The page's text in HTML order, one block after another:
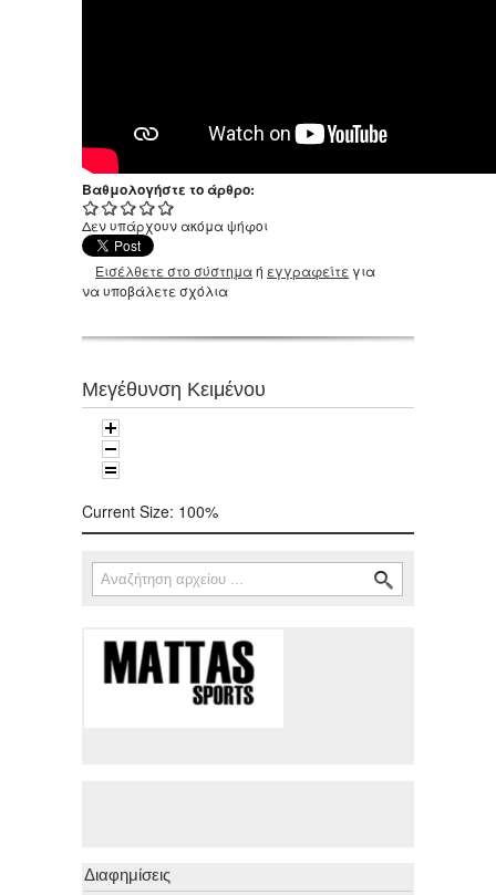
Βαθμολογήστε το άρθρο:
Δεν υπάρχουν ακόμα ψήφοι
Εισέλθετε στο σύστημαή εγγραφείτε για
να υποβάλετε σχόλια
Μεγέθυνση Κειμένου
Current Size: 100%
Φόρμα αναζήτησης
Αναζήτηση
Διαφημίσεις